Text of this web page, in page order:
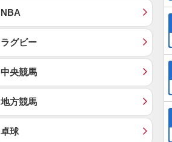
NBA
ラグビー
中央競馬
地方競馬
卓球